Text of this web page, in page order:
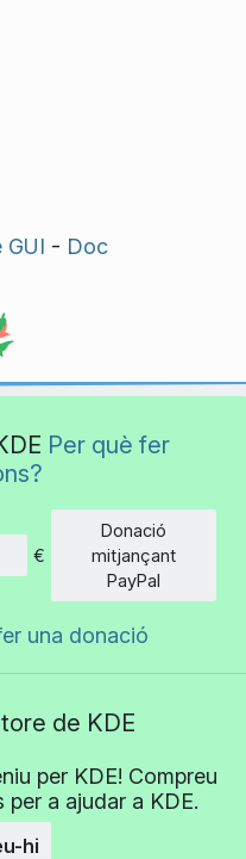
GUI - Doc
Per què fer
€
Donació
mitjançant
PayPal
una donació
de KDE
per KDE! Compreu
per a ajudar a KDE.
hi